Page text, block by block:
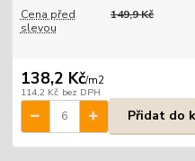
Cena před
slevou
149,9 Kč
138,2 Kč/m2
114,2 Kč bez DPH
Přidat do